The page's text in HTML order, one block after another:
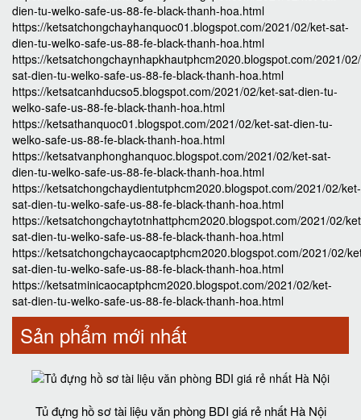
dien-tu-welko-safe-us-88-fe-black-thanh-hoa.html
https://ketsatchongchayhanquoc01.blogspot.com/2021/02/ket-sat-
dien-tu-welko-safe-us-88-fe-black-thanh-hoa.html
https://ketsatchongchaynhapkhautphcm2020.blogspot.com/2021/
sat-dien-tu-welko-safe-us-88-fe-black-thanh-hoa.html
https://ketsatcanhducso5.blogspot.com/2021/02/ket-sat-dien-tu-
welko-safe-us-88-fe-black-thanh-hoa.html
https://ketsathanquoc01.blogspot.com/2021/02/ket-sat-dien-tu-
welko-safe-us-88-fe-black-thanh-hoa.html
https://ketsatvanphonghanquoc.blogspot.com/2021/02/ket-sat-
dien-tu-welko-safe-us-88-fe-black-thanh-hoa.html
https://ketsatchongchaydientutphcm2020.blogspot.com/2021/02/ket-
sat-dien-tu-welko-safe-us-88-fe-black-thanh-hoa.html
https://ketsatchongchaytotnhattphcm2020.blogspot.com/2021/02/
sat-dien-tu-welko-safe-us-88-fe-black-thanh-hoa.html
https://ketsatchongchaycaocaptphcm2020.blogspot.com/2021/02/
sat-dien-tu-welko-safe-us-88-fe-black-thanh-hoa.html
https://ketsatminicaocaptphcm2020.blogspot.com/2021/02/ket-
sat-dien-tu-welko-safe-us-88-fe-black-thanh-hoa.html
Sản phẩm mới nhất
Tủ đựng hồ sơ tài liệu văn phòng BDI giá rẻ nhất Hà Nội